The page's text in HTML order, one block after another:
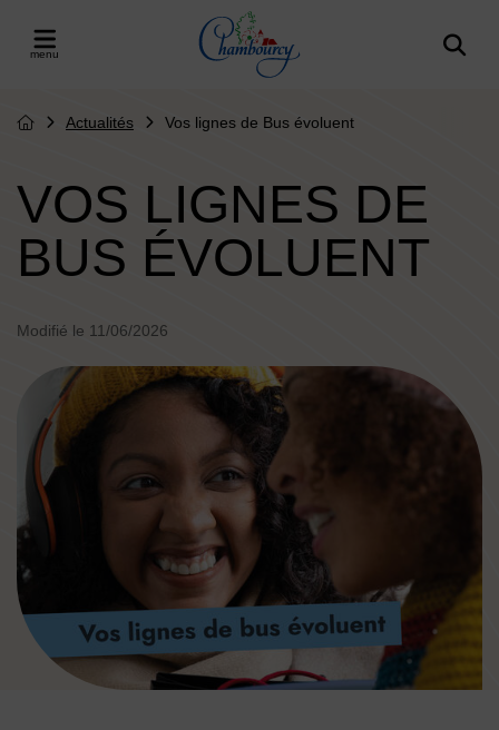
Retour à l'accueil
le menu
Page d'accueil du site
Actualités Vos lignes de Bus évoluent
VOS LIGNES DE
BUS ÉVOLUENT
Modifié le 11/06/2026